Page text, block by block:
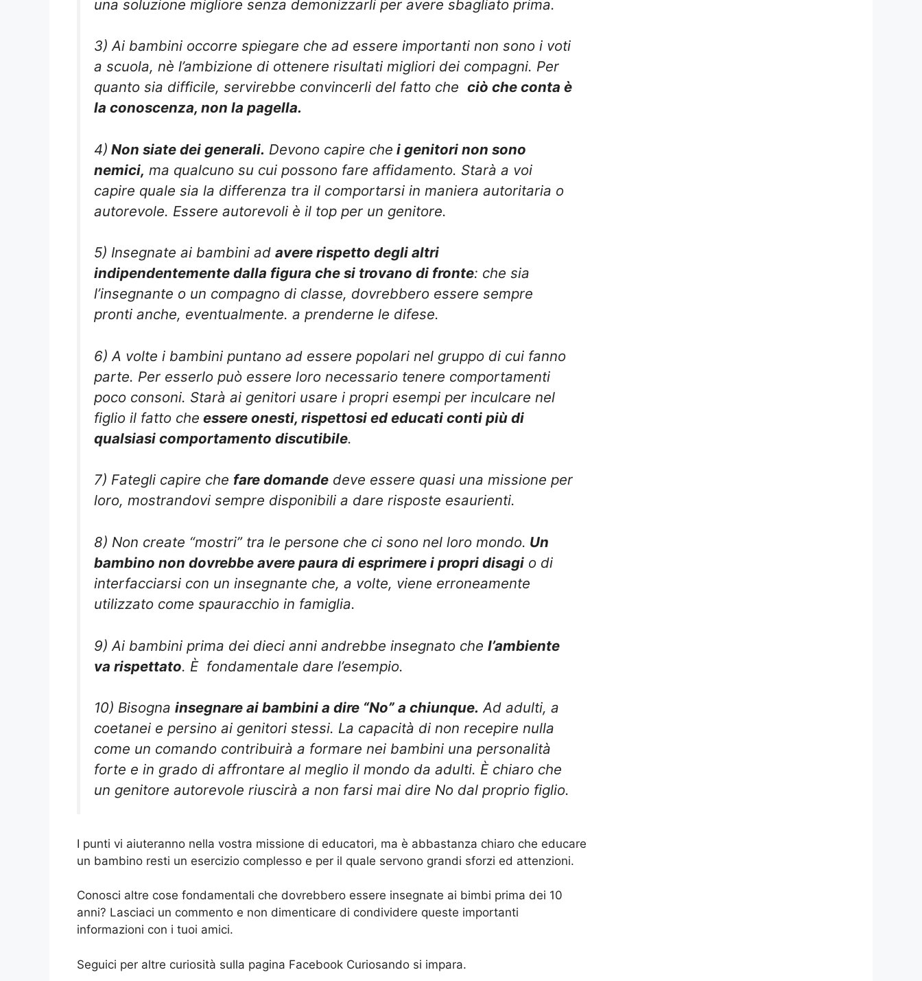
una soluzione migliore senza demonizzarli per avere sbagliato prima.
3) Ai bambini occorre spiegare che ad essere importanti non sono i voti
a scuola, nè l’ambizione di ottenere risultati migliori dei compagni. Per
quanto sia difficile, servirebbe convincerli del fatto che ciò che conta è
la conoscenza, non la pagella.
4) Non siate dei generali. Devono capire che i genitori non sono
nemici, ma qualcuno su cui possono fare affidamento. Starà a voi
capire quale sia la differenza tra il comportarsi in maniera autoritaria o
autorevole. Essere autorevoli è il top per un genitore.
5) Insegnate ai bambini ad avere rispetto degli altri
indipendentemente dalla figura che si trovano di fronte: che sia
l’insegnante o un compagno di classe, dovrebbero essere sempre
pronti anche, eventualmente. a prenderne le difese.
6) A volte i bambini puntano ad essere popolari nel gruppo di cui fanno
parte. Per esserlo può essere loro necessario tenere comportamenti
poco consoni. Starà ai genitori usare i propri esempi per inculcare nel
figlio il fatto che essere onesti, rispettosi ed educati conti più di
qualsiasi comportamento discutibile.
7) Fategli capire che fare domande deve essere quasi una missione per
loro, mostrandovi sempre disponibili a dare risposte esaurienti.
8) Non create “mostri” tra le persone che ci sono nel loro mondo. Un
bambino non dovrebbe avere paura di esprimere i propri disagi o di
interfacciarsi con un insegnante che, a volte, viene erroneamente
utilizzato come spauracchio in famiglia.
9) Ai bambini prima dei dieci anni andrebbe insegnato che l’ambiente
va rispettato. È fondamentale dare l’esempio.
10) Bisogna insegnare ai bambini a dire “No” a chiunque. Ad adulti, a
coetanei e persino ai genitori stessi. La capacità di non recepire nulla
come un comando contribuirà a formare nei bambini una personalità
forte e in grado di affrontare al meglio il mondo da adulti. È chiaro che
un genitore autorevole riuscirà a non farsi mai dire No dal proprio figlio.
I punti vi aiuteranno nella vostra missione di educatori, ma è abbastanza chiaro che educare
un bambino resti un esercizio complesso e per il quale servono grandi sforzi ed attenzioni.
Conosci altre cose fondamentali che dovrebbero essere insegnate ai bimbi prima dei 10
anni? Lasciaci un commento e non dimenticare di condividere queste importanti
informazioni con i tuoi amici.
Seguici per altre curiosità sulla pagina Facebook Curiosando si impara.